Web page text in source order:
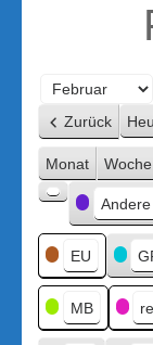
Monat
Tag
Jahr
Zurück
Monat Woche
Kategorie
ohne
Titel
Andere
EU
MB